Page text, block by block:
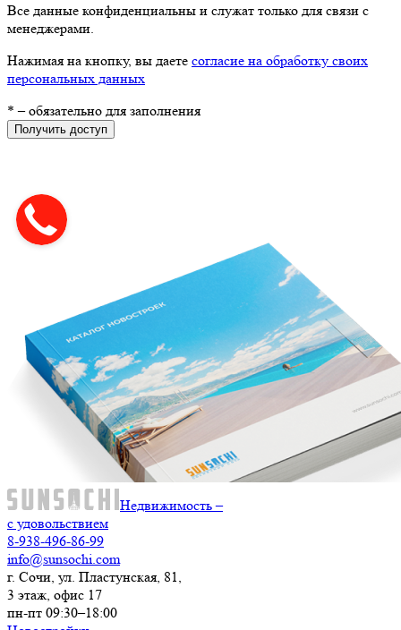
Все данные конфиденциальны и служат только для связи с
менеджерами.
Нажимая на кнопку, вы даете согласие на обработку своих
персональных данных
* – обязательно для заполнения
Получить доступ
Недвижимость –
с удовольствием
8-938-496-86-99
info@sunsochi.com
г. Сочи, ул. Пластунская, 81,
3 этаж, офис 17
пн-пт 09:30–18:00